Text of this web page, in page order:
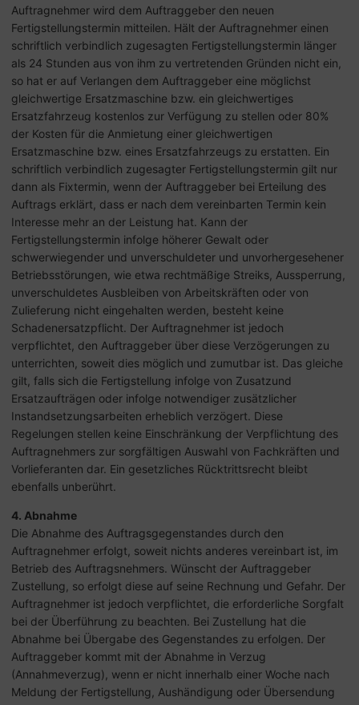
Auftragnehmer wird dem Auftraggeber den neuen
Fertigstellungstermin mitteilen. Hält der Auftragnehmer einen
schriftlich verbindlich zugesagten Fertigstellungstermin länger
als 24 Stunden aus von ihm zu vertretenden Gründen nicht ein,
so hat er auf Verlangen dem Auftraggeber eine möglichst
gleichwertige Ersatzmaschine bzw. ein gleichwertiges
Ersatzfahrzeug kostenlos zur Verfügung zu stellen oder 80%
der Kosten für die Anmietung einer gleichwertigen
Ersatzmaschine bzw. eines Ersatzfahrzeugs zu erstatten. Ein
schriftlich verbindlich zugesagter Fertigstellungstermin gilt nur
dann als Fixtermin, wenn der Auftraggeber bei Erteilung des
Auftrags erklärt, dass er nach dem vereinbarten Termin kein
Interesse mehr an der Leistung hat. Kann der
Fertigstellungstermin infolge höherer Gewalt oder
schwerwiegender und unverschuldeter und unvorhergesehener
Betriebsstörungen, wie etwa rechtmäßige Streiks, Aussperrung,
unverschuldetes Ausbleiben von Arbeitskräften oder von
Zulieferung nicht eingehalten werden, besteht keine
Schadenersatzpflicht. Der Auftragnehmer ist jedoch
verpflichtet, den Auftraggeber über diese Verzögerungen zu
unterrichten, soweit dies möglich und zumutbar ist. Das gleiche
gilt, falls sich die Fertigstellung infolge von Zusatzund
Ersatzaufträgen oder infolge notwendiger zusätzlicher
Instandsetzungsarbeiten erheblich verzögert. Diese
Regelungen stellen keine Einschränkung der Verpflichtung des
Auftragnehmers zur sorgfältigen Auswahl von Fachkräften und
Vorlieferanten dar. Ein gesetzliches Rücktrittsrecht bleibt
ebenfalls unberührt.
4. Abnahme
Die Abnahme des Auftragsgegenstandes durch den
Auftragnehmer erfolgt, soweit nichts anderes vereinbart ist, im
Betrieb des Auftragsnehmers. Wünscht der Auftraggeber
Zustellung, so erfolgt diese auf seine Rechnung und Gefahr. Der
Auftragnehmer ist jedoch verpflichtet, die erforderliche Sorgfalt
bei der Überführung zu beachten. Bei Zustellung hat die
Abnahme bei Übergabe des Gegenstandes zu erfolgen. Der
Auftraggeber kommt mit der Abnahme in Verzug
(Annahmeverzug), wenn er nicht innerhalb einer Woche nach
Meldung der Fertigstellung, Aushändigung oder Übersendung